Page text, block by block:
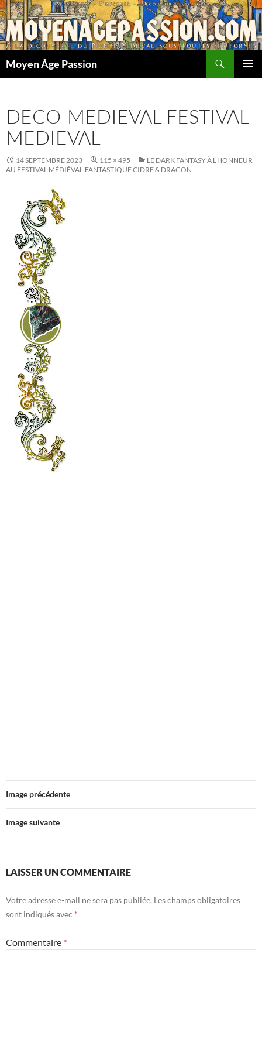
Aller
au
contenu
Moyen Âge Passion
DECO-MEDIEVAL-FESTIVAL-
MEDIEVAL
14 SEPTEMBRE 2023 115 × 495
LE DARK FANTASY À L’HONNEUR
AU FESTIVAL MÉDIÉVAL-FANTASTIQUE CIDRE & DRAGON
Image précédente
Image suivante
LAISSER UN COMMENTAIRE
Votre adresse e-mail ne sera pas publiée. Les champs obligatoires
sont indiqués avec *
Commentaire *